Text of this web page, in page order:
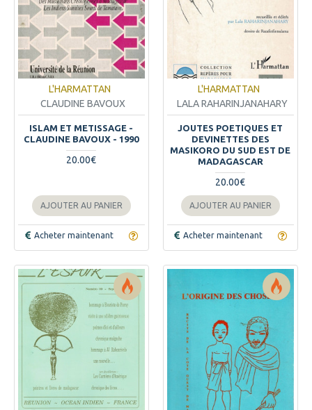
L'HARMATTAN
CLAUDINE BAVOUX
ISLAM ET METISSAGE -
CLAUDINE BAVOUX - 1990
20.00€
AJOUTER AU PANIER
Acheter maintenant
L'HARMATTAN
LALA RAHARINJANAHARY
JOUTES POETIQUES ET
DEVINETTES DES
MASIKORO DU SUD EST DE
MADAGASCAR
20.00€
AJOUTER AU PANIER
Acheter maintenant